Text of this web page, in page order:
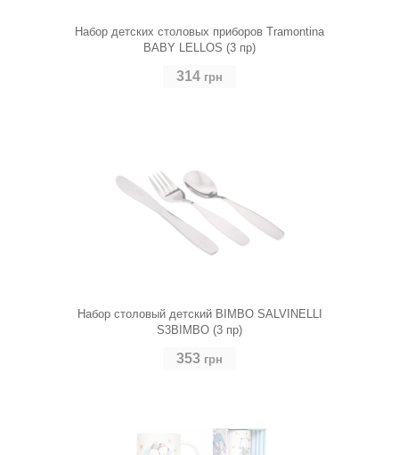
Набор детских столовых приборов Tramontina
BABY LELLOS (3 пр)
314 грн
Набор столовый детский BIMBO SALVINELLI
S3BIMBO (3 пр)
353 грн